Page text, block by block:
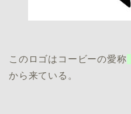
このロゴはコービーの愛称
から来ている。